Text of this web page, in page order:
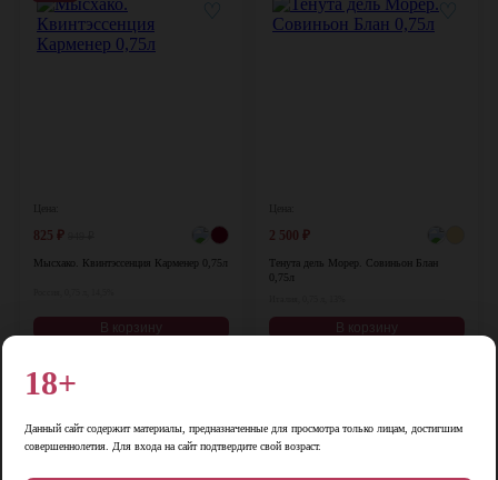
825 ₽
Мысхако. Квинтэссенция Карменер 0,75л
В корзину
♡
2 500 ₽
Тенута дель Морер. Совиньон Блан
0,75л
В корзину
18+
Данный сайт содержит материалы, предназначенные для просмотра только лицам, достигшим
совершеннолетия. Для входа на сайт подтвердите свой возраст.